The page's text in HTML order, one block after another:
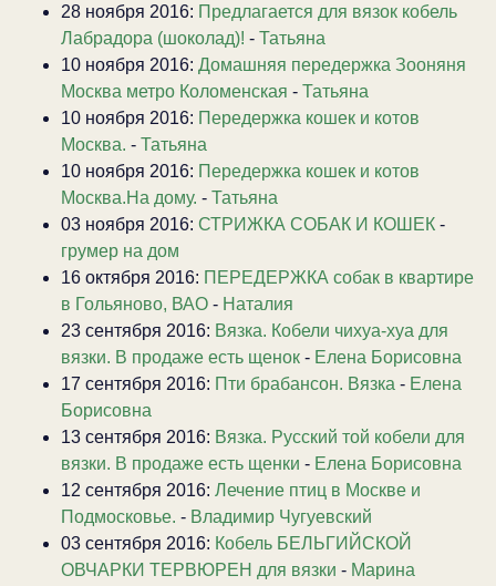
28 ноября 2016: Предлагается для вязок кобель
Лабрадора (шоколад)! - Татьяна
10 ноября 2016: Домашняя передержка Зооняня
Москва метро Коломенская - Татьяна
10 ноября 2016: Передержка кошек и котов
Москва. - Татьяна
10 ноября 2016: Передержка кошек и котов
Москва.На дому. - Татьяна
03 ноября 2016: СТРИЖКА СОБАК И КОШЕК -
грумер на дом
16 октября 2016: ПЕРЕДЕРЖКА собак в квартире
в Гольяново, ВАО - Наталия
23 сентября 2016: Вязка. Кобели чихуа-хуа для
вязки. В продаже есть щенок - Елена Борисовна
17 сентября 2016: Пти брабансон. Вязка - Елена
Борисовна
13 сентября 2016: Вязка. Русский той кобели для
вязки. В продаже есть щенки - Елена Борисовна
12 сентября 2016: Лечение птиц в Москве и
Подмосковье. - Владимир Чугуевский
03 сентября 2016: Кобель БЕЛЬГИЙСКОЙ
ОВЧАРКИ ТЕРВЮРЕН для вязки - Марина